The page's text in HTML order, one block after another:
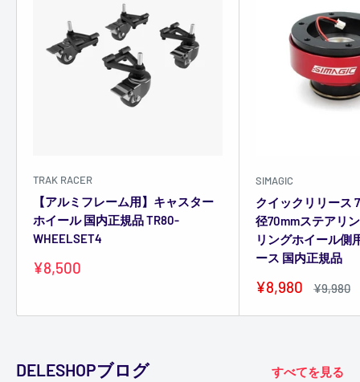
TRAK RACER
【アルミフレーム用】キャスター
ホイール 国内正規品 TR80-
WHEELSET4
販
格
¥8,500
SIMAGIC
クイックリリース
径70mmステアリ
リングホイール側
ース 国内正規品
販
価
¥8,980
通
¥9,980
DELESHOPブログ すべてを見る